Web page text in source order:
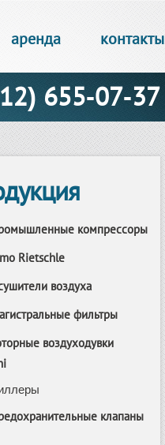
аренда контакты
655-07-37
компрессоры
Rietschle
воздуха
фильтры
воздуходувки
клапаны